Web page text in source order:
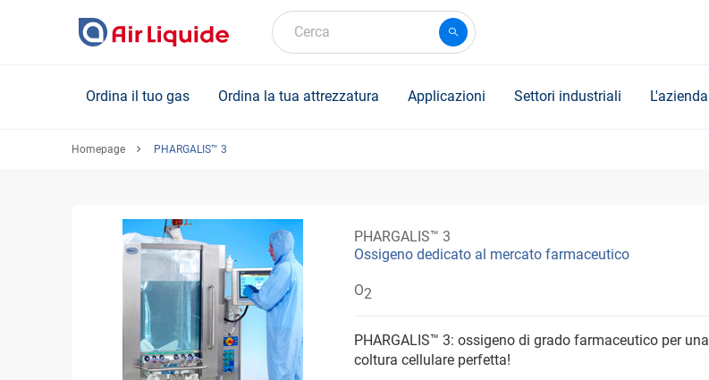
Cerca
Ordina il tuo gas Ordina la tua attrezzatura Applicazioni Settori industriali L'azienda
Homepage PHARGALIS™ 3
PHARGALIS™ 3
Ossigeno dedicato al mercato farmaceutico
O2
PHARGALIS™ 3: ossigeno di grado farmaceutico per una
coltura cellulare perfetta!